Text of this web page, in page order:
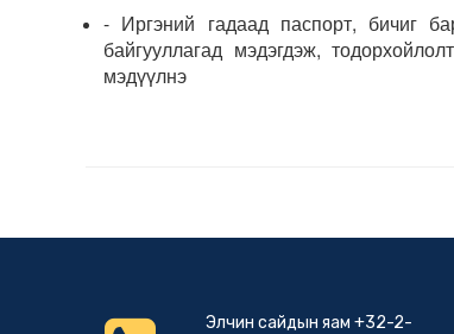
- Иргэний гадаад паспорт, бичиг
байгууллагад мэдэгдэж,
мэдүүлнэ
Элчин сайдын яам +32-2-